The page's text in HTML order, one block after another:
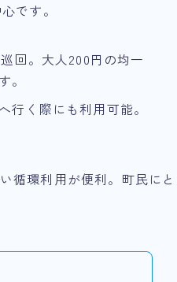
です。
回。大人200円の均一
く際にも利用可能。
環利用が便利。町民にと